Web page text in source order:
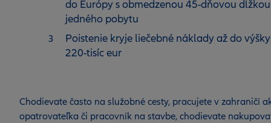
do Európy s obmedzenou 45-dňovou dĺžkou
jedného pobytu
Poistenie kryje liečebné náklady až do výšky
220-tisíc eur
Chodievate často na služobné cesty, pracujete v zahraničí
opatrovateľka či pracovník na stavbe, chodievate